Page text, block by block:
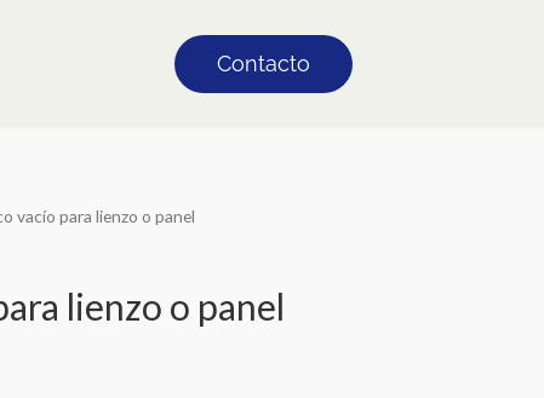
Contacto
vacío para lienzo o panel
lienzo o panel